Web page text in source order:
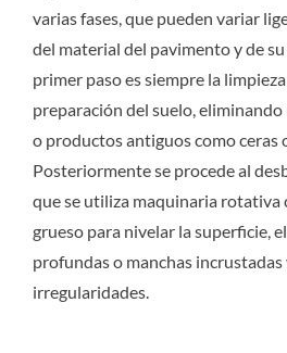
varias fases, que pueden variar
del material del pavimento y de
primer paso es siempre la
preparación del suelo,
o productos antiguos como ceras
Posteriormente se procede al
que se utiliza maquinaria rotativa
grueso para nivelar la superficie,
profundas o manchas
irregularidades.